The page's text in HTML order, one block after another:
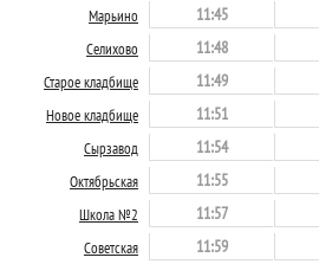
Марьино 11:45
Селихово 11:48
Старое кладбище 11:49
Новое кладбище 11:51
Сырзавод 11:54
Октябрьская 11:55
Школа №2 11:57
Советская 11:59